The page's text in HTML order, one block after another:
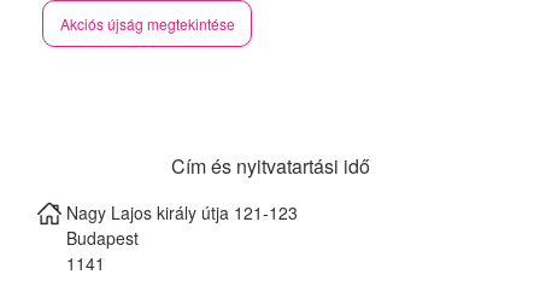
Akciós újság megtekintése
Cím és nyitvatartási idő
Nagy Lajos király útja 121-123
Budapest
1141